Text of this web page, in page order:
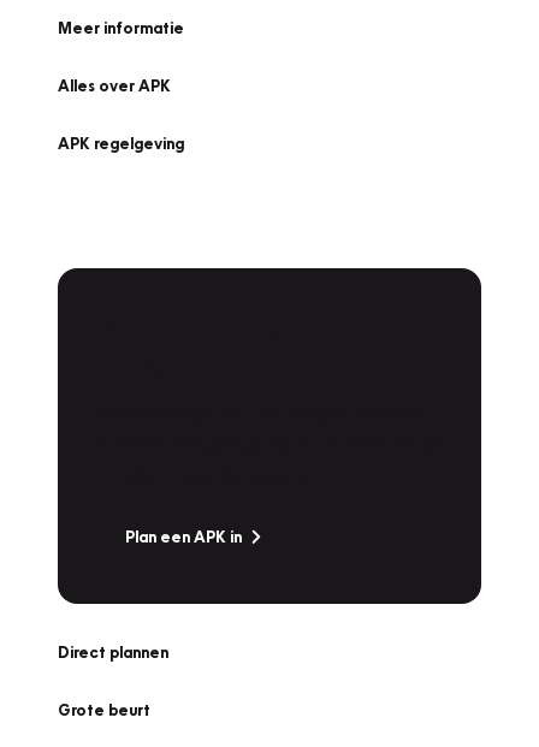
Meer informatie
Alles over APK
APK regelgeving
Plan een APK in
Direct plannen
Grote beurt